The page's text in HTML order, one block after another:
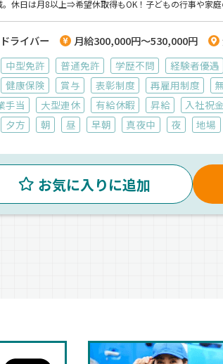
休日は月8以上⇒希望休取得もOK！子どもの行事や家
ライバー 月給300,000円～530,000円
中型免許 普通免許 学歴不問 経験者優遇
健康保険 賞与 表彰制度 再雇用制度
手当 大型連休 有給休暇 昇給 入社祝金
夕方 朝 昼 早朝 真夜中 夜 地場
お気に入りに追加